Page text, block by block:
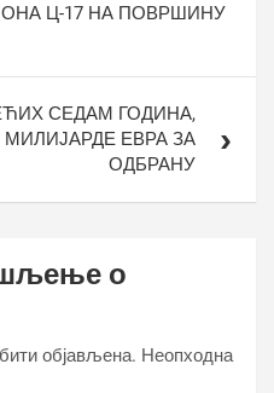
Ц-17 НА ПОВРШИНУ
СЕДАМ ГОДИНА,
ЕВРА ЗА
ОДБРАНУ
о
објављена. Неопходна